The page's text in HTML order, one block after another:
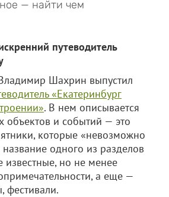
— найти чем
путеводитель
Шахрин выпустил
«Екатеринбург
. В нем описывается
объектов и событий — это
которые «невозможно
название одного из разделов
известные, но не менее
а еще —
фестивали.